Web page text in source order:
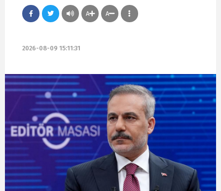
A A
2026-08-09 15:11:31